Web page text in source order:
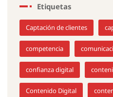
Etiquetas
Captación de clientes
competencia
confianza digital
Contenido Digital